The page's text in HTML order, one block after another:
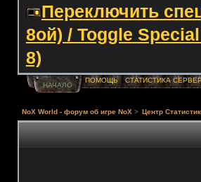
Переключить
8ой) / Toggle
8)
НАЧАЛО
ПОМОЩЬ СТАТИСТИКА
NoX World - форум об игре NoX > Центр